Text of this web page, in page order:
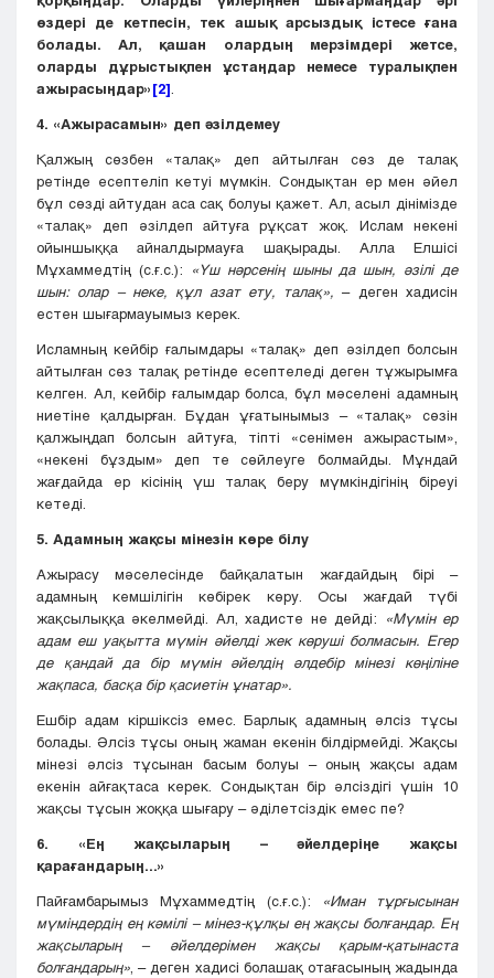
өздері де кетпесін, тек ашық арсыздық істесе ғана
болады. Ал, қашан олардың мерзімдері жетсе,
оларды дұрыстықпен ұстаңдар немесе туралықпен
ажырасыңдар»[2]
4. «Ажырасамын» деп әзілдемеу
Қалжың сөзбен «талақ» деп айтылған сөз де талақ
ретінде есептеліп кетуі мүмкін. Сондықтан ер мен әйел
бұл сөзді айтудан аса сақ болуы қажет. Ал, асыл дінімізде
«талақ» деп әзілдеп айтуға рұқсат жоқ. Ислам некені
ойыншыққа айналдырмауға шақырады. Алла Елшісі
Мұхаммедтің (с.ғ.с.):
«Үш нәрсенің шыны да шын, әзілі де
шын: олар – неке, құл азат ету, талақ», – деген хадисін
естен шығармауымыз керек.
Исламның кейбір ғалымдары «талақ» деп әзілдеп болсын
айтылған сөз талақ ретінде есептеледі деген тұжырымға
келген. Ал, кейбір ғалымдар болса, бұл мәселені адамның
ниетіне қалдырған. Бұдан ұғатынымыз – «талақ» сөзін
қалжыңдап болсын айтуға, тіпті «сенімен ажырастым»,
«некені бұздым» деп те сөйлеуге болмайды. Мұндай
жағдайда ер кісінің үш талақ беру мүмкіндігінің біреуі
кетеді.
5. Адамның жақсы мінезін көре білу
Ажырасу мәселесінде байқалатын жағдайдың бірі –
адамның кемшілігін көбірек көру. Осы жағдай түбі
жақсылыққа әкелмейді. Ал, хадисте не дейді:
«Мүмін ер
адам еш уақытта мүмін әйелді жек көруші болмасын. Егер
де қандай да бір мүмін әйелдің әлдебір мінезі көңіліне
жақпаса, басқа бір қасиетін ұнатар».
Ешбір адам кіршіксіз емес. Барлық адамның әлсіз тұсы
болады. Әлсіз тұсы оның жаман екенін білдірмейді. Жақсы
мінезі әлсіз тұсынан басым болуы – оның жақсы адам
екенін айғақтаса керек. Сондықтан бір әлсіздігі үшін 10
жақсы тұсын жоққа шығару – әділетсіздік емес пе?
6. «Ең жақсыларың – әйелдеріңе жақсы
қарағандарың...»
Пайғамбарымыз Мұхаммедтің (с.ғ.с.):
«Иман тұрғысынан
мүміндердің ең кәмілі – мінез-құлқы ең жақсы болғандар. Ең
жақсыларың – әйелдерімен жақсы қарым-қатынаста
болғандарың» , – деген хадисі болашақ отағасының жадында